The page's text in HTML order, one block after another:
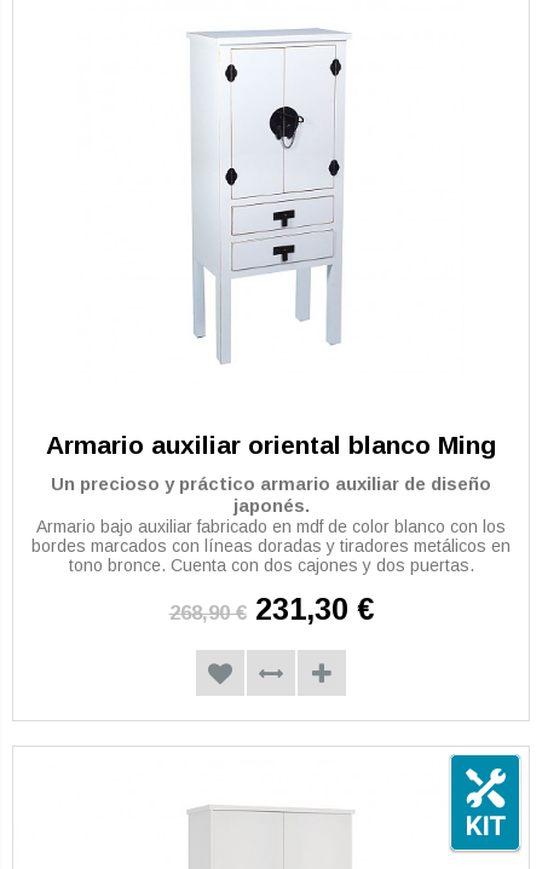
Armario auxiliar oriental blanco Ming
Un precioso y práctico armario auxiliar de diseño
japonés.
Armario bajo auxiliar fabricado en mdf de color blanco con los
bordes marcados con líneas doradas y tiradores metálicos en
tono bronce. Cuenta con dos cajones y dos puertas.
268,90 € 231,30 €